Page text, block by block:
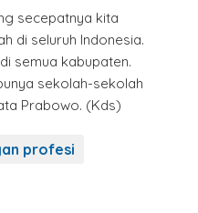
secepatnya kita
di seluruh Indonesia.
semua kabupaten.
sekolah-sekolah
Prabowo. (Kds)
profesi